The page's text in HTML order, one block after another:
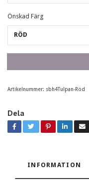
Önskad Färg
RÖD
Artikelnummer: sbh4Tulpan-Röd
Dela
INFORMATION